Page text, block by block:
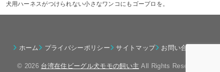
犬用ハーネスがつけられない小さなワンコにもゴープロを。
ホーム プライバシーポリシー サイトマップ お問い合わせ
© 2026 台湾在住ビーグル犬モモの飼い主 All Rights Reserved.